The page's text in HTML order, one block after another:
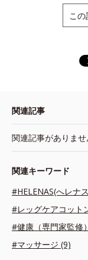
こ
関連記事
関連記事がありませ
関連キーワード
#HELENAS(へレナ
#レッグケアコット
#健康（専門家監修
#マッサージ (9)